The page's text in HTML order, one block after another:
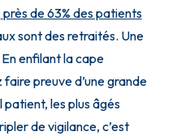
près de 63% des patients
sont des retraités. Une
enfilant la cape
preuve d’une grande
les plus âgés
de vigilance, c’est